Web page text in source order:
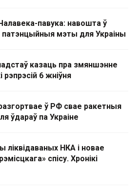
павука: навошта ў
патэнцыйныя мэты для Украіны
казаць пра змяншэнне
рэпрэсій 6 жніўня
ў РФ свае ракетныя
ўдараў па Украіне
ліквідаваных НКА і новае
спісу. Хронікі